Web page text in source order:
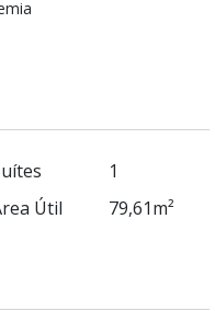
1
Útil 79,61m²